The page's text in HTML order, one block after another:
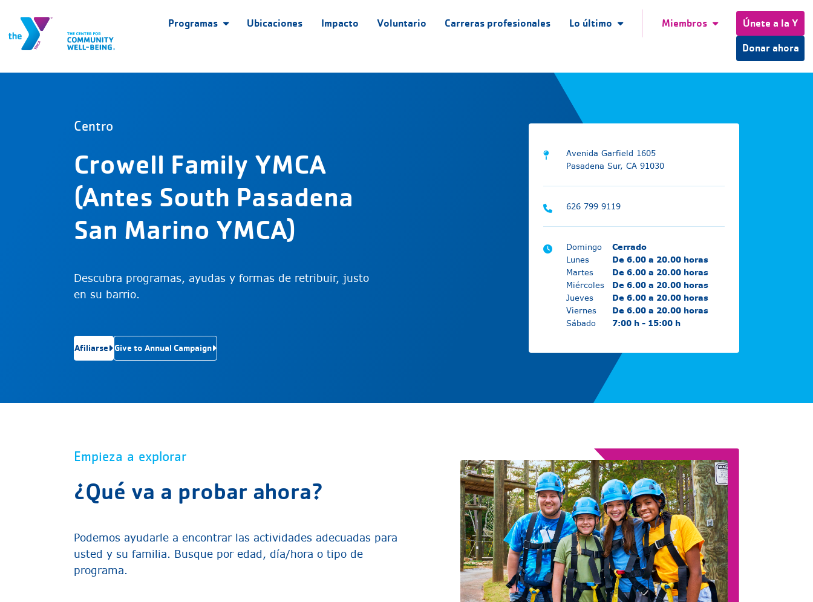
Programas Ubicaciones Impacto Voluntario Carreras profesionales Lo último Miembros Únete a la Y
Donar ahora
Centro
Crowell Family YMCA
(Antes South Pasadena
San Marino YMCA)
Descubra programas, ayudas y formas de retribuir, justo
en su barrio.
Afiliarse Give to Annual Campaign
Avenida Garfield 1605
Pasadena Sur, CA 91030
626 799 9119
Domingo
Cerrado
Lunes
De 6.00 a 20.00 horas
Martes
De 6.00 a 20.00 horas
Miércoles
De 6.00 a 20.00 horas
Jueves
De 6.00 a 20.00 horas
Viernes
De 6.00 a 20.00 horas
Sábado
7:00 h - 15:00 h
Empieza a explorar
¿Qué va a probar ahora?
Podemos ayudarle a encontrar las actividades adecuadas para
usted y su familia. Busque por edad, día/hora o tipo de
programa.